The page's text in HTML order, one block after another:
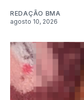
REDAÇÃO BMA
agosto 10, 2026